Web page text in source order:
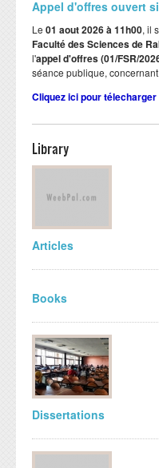
Appel d'offres ouvert
Le 01 aout 2026 à 11h00, il
Faculté des Sciences de
l'appel d'offres (01/FSR/
séance publique,
Cliquez ici pour
Library
Articles
Books
Dissertations